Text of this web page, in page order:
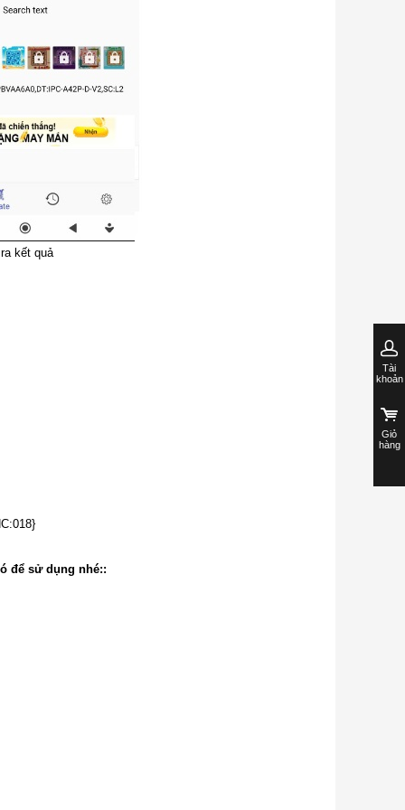
kết quả
để sử dụng nhé::
Tài
khoản
Giỏ
hàng